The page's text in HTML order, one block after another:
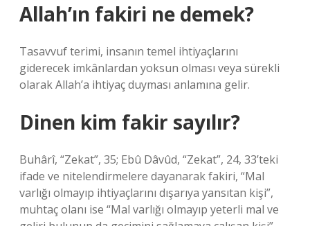
Allah’ın fakiri ne demek?
Tasavvuf terimi, insanın temel ihtiyaçlarını
giderecek imkânlardan yoksun olması veya sürekli
olarak Allah’a ihtiyaç duyması anlamına gelir.
Dinen kim fakir sayılır?
Buhârî, “Zekat”, 35; Ebû Dâvûd, “Zekat”, 24, 33’teki
ifade ve nitelendirmelere dayanarak fakiri, “Mal
varlığı olmayıp ihtiyaçlarını dışarıya yansıtan kişi”,
muhtaç olanı ise “Mal varlığı olmayıp yeterli mal ve